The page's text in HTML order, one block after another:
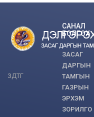
ЗДТГ
САНАЛ
БОЛГОХ
ЗАСАГ
ДАРГЫН
ТАМГЫН
ГАЗРЫН
ЭРХЭМ
ЗОРИЛГО